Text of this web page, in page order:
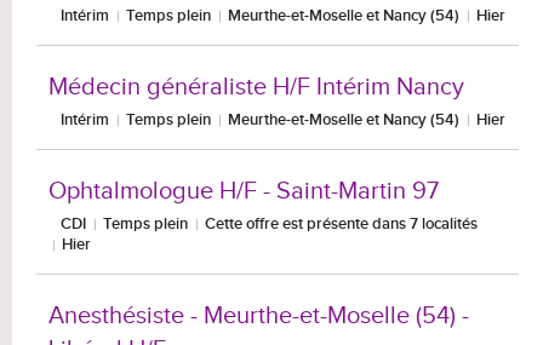
Intérim Temps plein Meurthe-et-Moselle et Nancy (54) Hier
Médecin généraliste H/F Intérim Nancy
Intérim Temps plein Meurthe-et-Moselle et Nancy (54) Hier
Ophtalmologue H/F - Saint-Martin 97
CDI Temps plein
Cette offre est présente dans 7 localités
Hier
Anesthésiste - Meurthe-et-Moselle (54) -